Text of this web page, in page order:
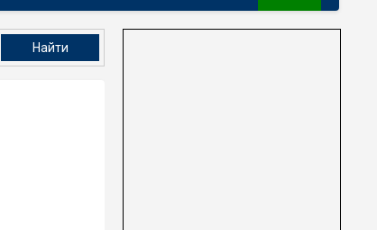
ГАЙ.РФ В TELEGRAM